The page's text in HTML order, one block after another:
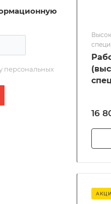
16
персональных